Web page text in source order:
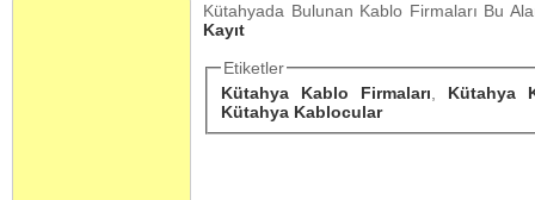
Kütahyada Bulunan Kablo Firmaları Bu
Kayıt
Etiketler
Kütahya Kablo Firmaları
Kütahya
Kütahya Kablocular